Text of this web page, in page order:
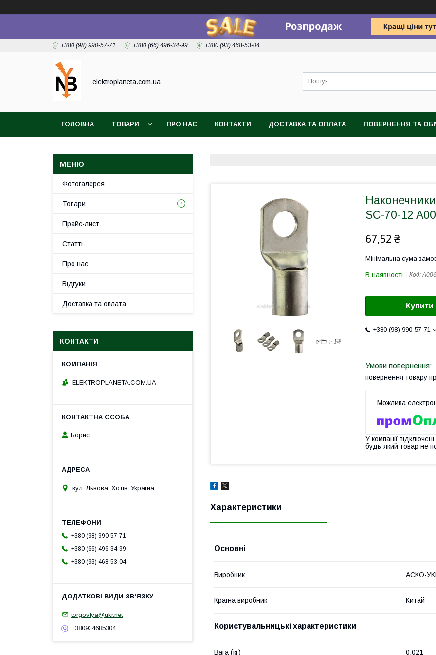
+380 (98) 990-57-71 +380 (66) 496-34-99 +380 (93) 468-53-04
elektroplaneta.com.ua
ГОЛОВНА ТОВАРИ ПРО НАС КОНТАКТИ ДОСТАВКА ТА ОПЛАТА ПОВЕРНЕННЯ ТА
Наконечники
SC-70-12
67,52 ₴
Мінімальна сума
В наявності Код:
Купити
+380 (98) 990-57-71
повернення товару
У компанії
будь-який товар не
Характеристики
Основні
Виробник АСКО-
Країна виробник Китай
Користувальницькі характеристики
Вага (кг) 0.021
Фотогалерея
Товари
Прайс-лист
Статті
Про нас
Відгуки
Доставка та оплата
КОНТАКТИ
ELEKTROPLANETA.COM.UA
Борис
вул. Львова, Хотів, Україна
+380 (98) 990-57-71
+380 (66) 496-34-99
+380 (93) 468-53-04
torgovlya@ukr.net
+380934685304